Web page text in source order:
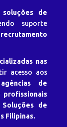
soluções de
suporte
nas
acesso aos
agências de
profissionais
Soluções de
Filipinas.